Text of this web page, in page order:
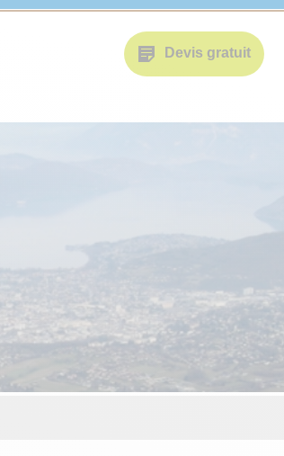
Devis gratuit